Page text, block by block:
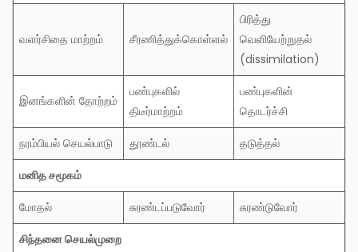
வளர்சிதை மாற்றம் சீரணித்துக்கொள்ளல்
பிரித்து
வெளியேற்றுதல்
(dissimilation)
இனங்களின் தோற்றம்
பண்புகளில்
திடீர்மாற்றம்
பண்புகளின்
தொடர்ச்சி
நரம்பியல் செயல்பாடு
தூண்டல்
தடுத்தல்
மனிதசமூகம்
மோதல்
சுரண்டப்படுவோர்
சுரண்டுவோர்
சிந்தனைசெயல்முறை